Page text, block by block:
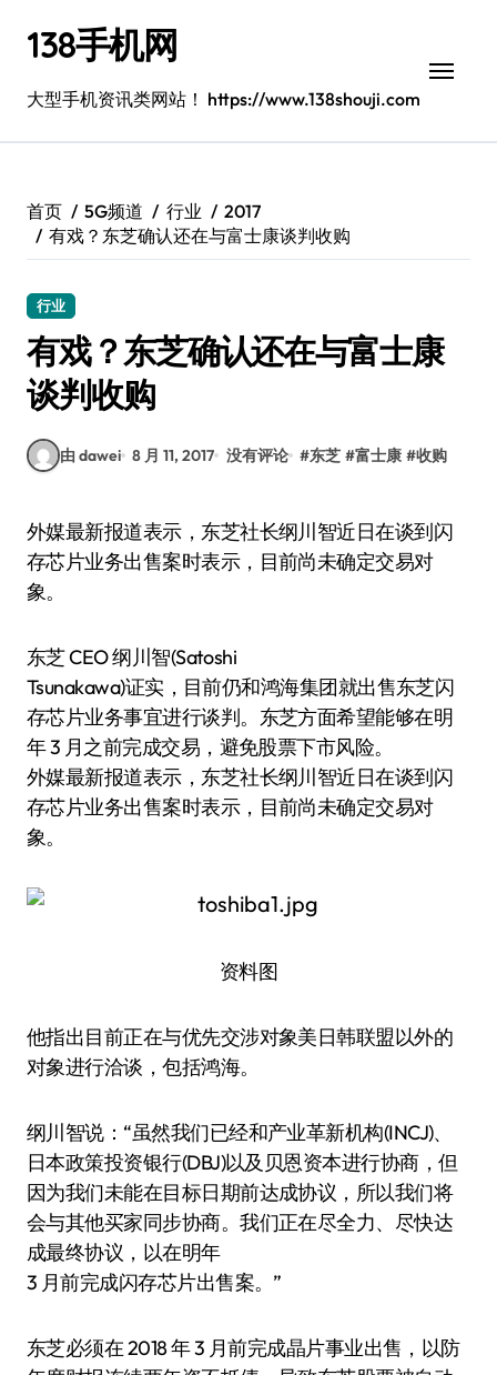
138手机网
大型手机资讯类网站！ https://www.138shouji.com
首页 5G频道 行业
2017
有戏？东芝确认还在与富士康谈判收购
行业
有戏？东芝确认还在与富士康
谈判收购
由 dawei 8 月 11, 2017 没有评论 #东芝 #富士康 #收购
外媒最新报道表示，东芝社长纲川智近日在谈到闪
存芯片业务出售案时表示，目前尚未确定交易对
象。
东芝 CEO 纲川智(Satoshi
Tsunakawa)证实，目前仍和鸿海集团就出售东芝闪
存芯片业务事宜进行谈判。东芝方面希望能够在明
年 3 月之前完成交易，避免股票下市风险。
外媒最新报道表示，东芝社长纲川智近日在谈到闪
存芯片业务出售案时表示，目前尚未确定交易对
象。
资料图
他指出目前正在与优先交涉对象美日韩联盟以外的
对象进行洽谈，包括鸿海。
纲川智说：“虽然我们已经和产业革新机构(INCJ)、
日本政策投资银行(DBJ)以及贝恩资本进行协商，但
因为我们未能在目标日期前达成协议，所以我们将
会与其他买家同步协商。我们正在尽全力、尽快达
成最终协议，以在明年
3 月前完成闪存芯片出售案。”
东芝必须在 2018 年 3 月前完成晶片事业出售，以防